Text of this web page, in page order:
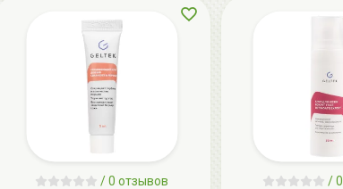
/0 отзывов
/0